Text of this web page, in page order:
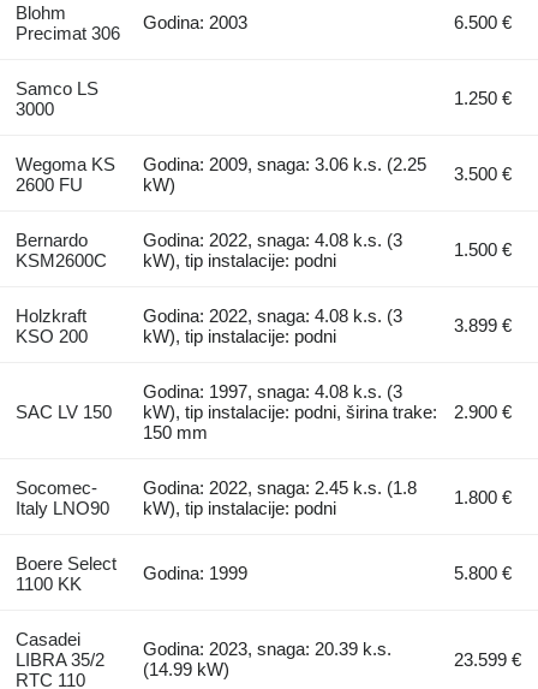
Blohm
Precimat 306
Godina: 2003 6.500 €
Samco LS
3000
1.250 €
Wegoma KS
2600 FU
Godina: 2009, snaga: 3.06 k.s. (2.25
kW)
3.500 €
Bernardo
KSM2600C
Godina: 2022, snaga: 4.08 k.s. (3
kW), tip instalacije: podni
1.500 €
Holzkraft
KSO 200
Godina: 2022, snaga: 4.08 k.s. (3
kW), tip instalacije: podni
3.899 €
SAC LV 150
Godina: 1997, snaga: 4.08 k.s. (3
kW), tip instalacije: podni, širina trake:
150 mm
2.900 €
Socomec-
Italy LNO90
Godina: 2022, snaga: 2.45 k.s. (1.8
kW), tip instalacije: podni
1.800 €
Boere Select
1100 KK
Godina: 1999 5.800 €
Casadei
LIBRA 35/2
RTC 110
Godina: 2023, snaga: 20.39 k.s.
(14.99 kW)
23.599 €